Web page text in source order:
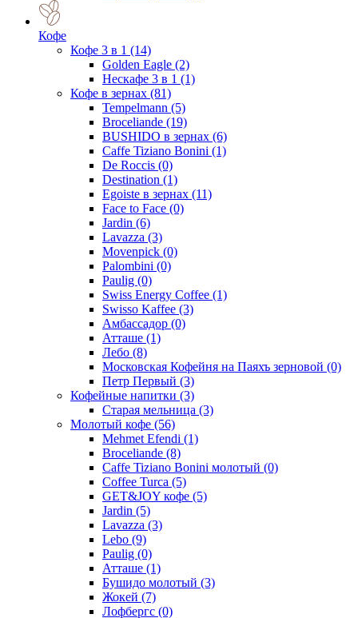
Кофе
Кофе 3 в 1 (14)
Golden Eagle (2)
Нескафе 3 в 1 (1)
Кофе в зернах (81)
Tempelmann (5)
Broceliande (19)
BUSHIDO в зернах (6)
Caffe Tiziano Bonini (1)
De Roccis (0)
Destination (1)
Egoiste в зернах (11)
Face to Face (0)
Jardin (6)
Lavazza (3)
Movenpick (0)
Palombini (0)
Paulig (0)
Swiss Energy Coffee (1)
Swisso Kaffee (3)
Амбассадор (0)
Атташе (1)
Лебо (8)
Московская Кофейня на Паяхъ зерновой (0)
Петр Первый (3)
Кофейные напитки (3)
Старая мельница (3)
Молотый кофе (56)
Mehmet Efendi (1)
Broceliande (8)
Caffe Tiziano Bonini молотый (0)
Coffee Turca (5)
GET&JOY кофе (5)
Jardin (5)
Lavazza (3)
Lebo (9)
Paulig (0)
Атташе (1)
Бушидо молотый (3)
Жокей (7)
Лофбергс (0)